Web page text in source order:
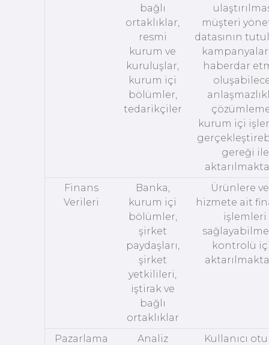
bağlı
ortaklıklar,
resmi
kurum ve
kuruluşlar,
kurum içi
bölümler,
tedarikçiler
müşteri
datasının
haberdar
kurum içi
gereği ile
Finans
Verileri
Banka,
kurum içi
bölümler,
şirket
paydaşları,
şirket
yetkilileri,
iştirak ve
bağlı
ortaklıklar
Ürünlere
hizmete ait
işlemleri
kontrolü
Pazarlama
Analiz
Kullanıcı